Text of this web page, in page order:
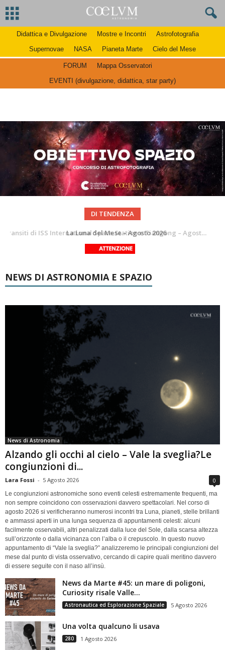
Didattica e Divulgazione Mostre e Incontri
Astrofotografia
Supernovae
NASA Pianeta Marte Cielo del Mese
FORUM
Mappa Osservatori
EVENTI (divulgazione, didattica, star party)
DI TENDENZA
La Luna del Mese – Agosto 2026
Le costellazioni di Agosto 2026: Delfino
NEWS DI ASTRONOMIA E SPAZIO
News di Astronomia
Alzando gli occhi al cielo – Vale la sveglia?Le
congiunzioni di...
Lara Fossi - 5 Agosto 2026 0
Le congiunzioni astronomiche sono eventi celesti estremamente frequenti, ma
non sempre coincidono con osservazioni davvero spettacolari. Nel corso di
agosto 2026 si verificheranno numerosi incontri tra Luna, pianeti, stelle brillanti
e ammassi aperti in una lunga sequenza di appuntamenti celesti: alcuni
facilmente osservabili, altri penalizzati dalla luce del Sole, dalla scarsa altezza
sull’orizzonte o dalla vicinanza con l’alba o il crepuscolo. In questo nuovo
appuntamento di “Vale la sveglia?” analizzeremo le principali congiunzioni del
mese dal punto di vista osservativo, cercando di capire quali meritino davvero
di essere seguite con il naso all’insù.
News da Marte #45: un mare di poligoni,
Curiosity risale Valle...
Astronautica ed Esplorazione Spaziale 5 Agosto 2026
Una volta qualcuno li usava
280 1 Agosto 2026